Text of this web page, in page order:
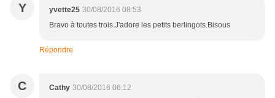
Y yvette25 30/08/2016 08:53
Bravo à toutes trois.J'adore les petits berlingots.Bisous
Répondre
C Cathy 30/08/2016 06:12